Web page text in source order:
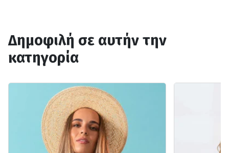
Δημοφιλή σε αυτήν την
κατηγορία